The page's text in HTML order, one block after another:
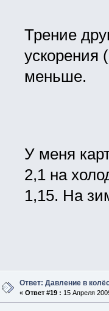
Трение
ускорения
меньше.
У меня
2,1 на
1,15. На
Ответ: Давление в
« Ответ #19 : 15 Апреля